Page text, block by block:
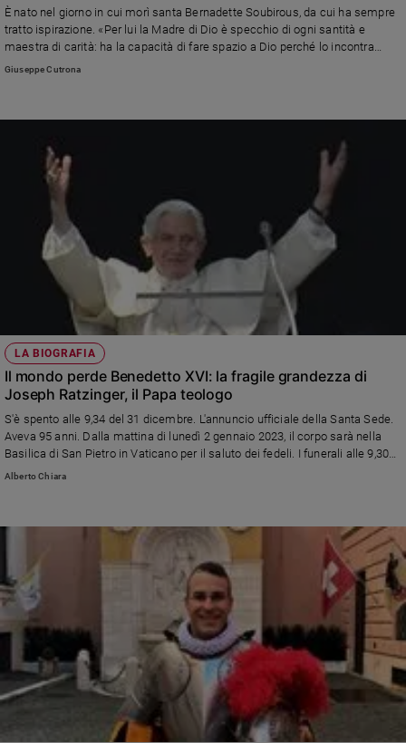
È nato nel giorno in cui morì santa Bernadette Soubirous, da cui ha sempre
tratto ispirazione. «Per lui la Madre di Dio è specchio di ogni santità e
maestra di carità: ha la capacità di fare spazio a Dio perché lo incontra
nella preghiera e nel servizio al prossimo», spiega il mariologo don Filippo
Giuseppe Cutrona
LA BIOGRAFIA
Il mondo perde Benedetto XVI: la fragile grandezza di
Joseph Ratzinger, il Papa teologo
S'è spento alle 9,34 del 31 dicembre. L'annuncio ufficiale della Santa Sede.
Aveva 95 anni. Dalla mattina di lunedì 2 gennaio 2023, il corpo sarà nella
Basilica di San Pietro in Vaticano per il saluto dei fedeli. I funerali alle 9,30
del 5 gennaio, presieduti da papa Francesco. La vita e le opere di un uomo
lucidità e coraggio, convinse molti cardinali elettori a votarlo come Papa
qualche giorno dopo. L'11 febbraio 2013 rinunciò al pontificato, diventando il
primo Papa emerito dell'era moderna
Alberto Chiara